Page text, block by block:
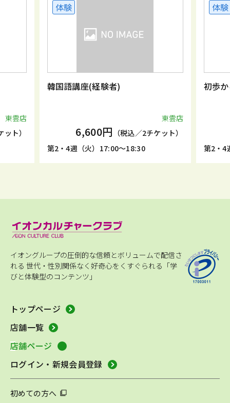
東雲店
ト）
体験
韓国語講座(経験者)
東雲店
6,600円 （税込／2チケット）
第2・4週（火）17:00～18:30
体験
初歩
第2・4
イオングループの圧倒的な信頼とボリュームで配信さ
れる 世代・性別関係なく好奇心をくすぐられる「学
びと体験型のコンテンツ」
トップページ
店舗一覧
店舗ページ
ログイン・新規会員登録
初めての方へ